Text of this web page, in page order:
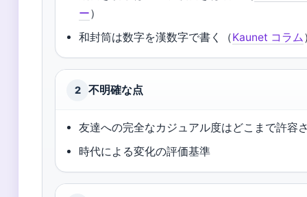
ー）
和封筒は数字を漢数字で書く（Kaunet コラム
2 不明確な点
友達への完全なカジュアル度はどこまで許容
時代による変化の評価基準